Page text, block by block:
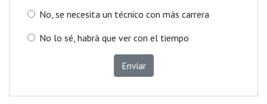
No, se necesita un técnico con más carrera
No lo sé, habrá que ver con el tiempo
Enviar